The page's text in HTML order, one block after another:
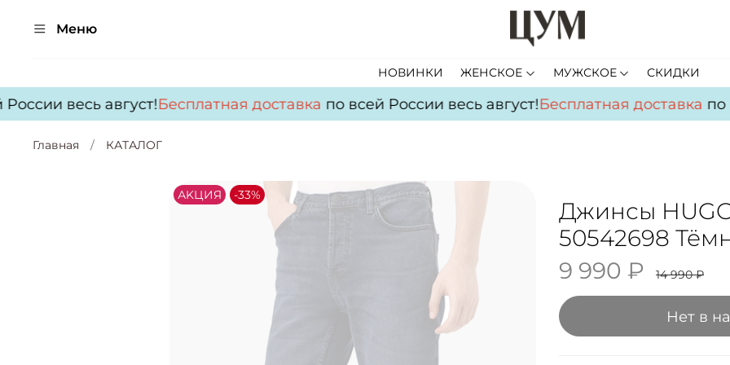
Меню
НОВИНКИ ЖЕНСКОЕ МУЖСКОЕ СКИДКИ
весь август!Бесплатная доставкапо всей России весь август!Бесплатная доставкапо
Главная КАТАЛОГ
АKЦИЯ -33%
Джинсы
50542698
9 990 ₽
14 990 ₽
Нет в